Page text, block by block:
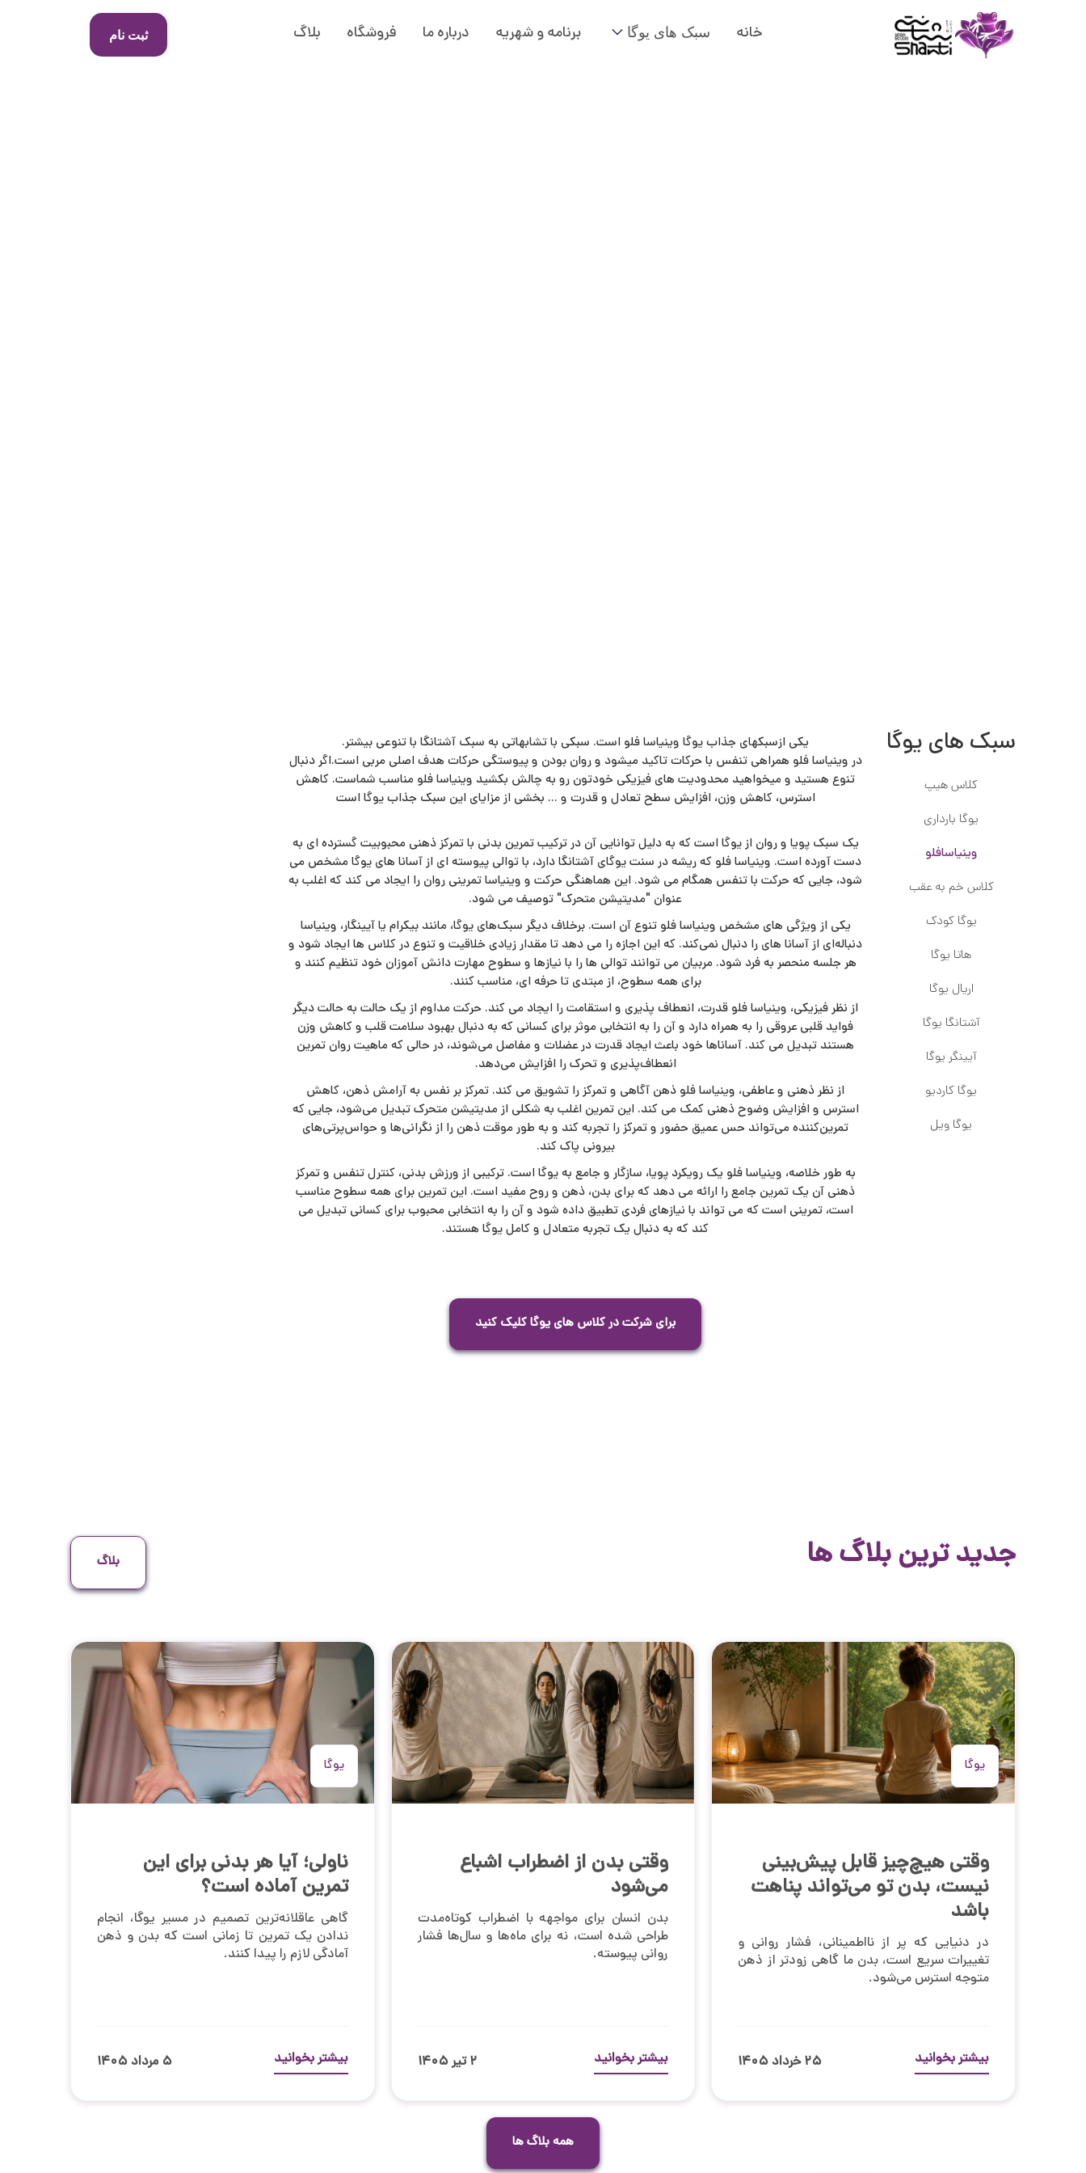
خانه سبک های یوگا برنامه و شهریه درباره ما فروشگاه بلاگ ثبت نام
سبک های یوگا
کلاس هیپ
یوگا بارداری
وینیاسافلو
کلاس خم به عقب
یوگا کودک
هاتا یوگا
اریال یوگا
آشتانگا یوگا
آیینگر یوگا
یوگا کاردیو
یوگا ویل
یکی ازسبکهای جذاب یوگا وینیاسا فلو است. سبکی با تشابهاتی به سبک آشتانگا با تنوعی بیشتر.
در وینیاسا فلو همراهی تنفس با حرکات تاکید میشود و روان بودن و پیوستگی حرکات هدف اصلی مربی است.اگر دنبال
تنوع هستید و میخواهید محدودیت های فیزیکی خودتون رو به چالش بکشید وینیاسا فلو مناسب شماست. کاهش
استرس، کاهش وزن، افزایش سطح تعادل و قدرت و ... بخشی از مزایای این سبک جذاب یوگا است
یک سبک پویا و روان از یوگا است که به دلیل توانایی آن در ترکیب تمرین بدنی با تمرکز ذهنی محبوبیت گسترده ای به
دست آورده است. وینیاسا فلو که ریشه در سنت یوگای آشتانگا دارد، با توالی پیوسته ای از آسانا های یوگا مشخص می
شود، جایی که حرکت با تنفس همگام می شود. این هماهنگی حرکت و وینیاسا تمرینی روان را ایجاد می کند که اغلب به
عنوان "مدیتیشن متحرک" توصیف می شود.
یکی از ویژگی های مشخص وینیاسا فلو تنوع آن است. برخلاف دیگر سبک‌های یوگا، مانند بیکرام یا آیینگار، وینیاسا
دنباله‌ای از آسانا های را دنبال نمی‌کند. که این اجازه را می دهد تا مقدار زیادی خلاقیت و تنوع در کلاس ها ایجاد شود و
هر جلسه منحصر به فرد شود. مربیان می توانند توالی ها را با نیازها و سطوح مهارت دانش آموزان خود تنظیم کنند و
برای همه سطوح، از مبتدی تا حرفه ای، مناسب کنند.
از نظر فیزیکی، وینیاسا فلو قدرت، انعطاف پذیری و استقامت را ایجاد می کند. حرکت مداوم از یک حالت به حالت دیگر
فواید قلبی عروقی را به همراه دارد و آن را به انتخابی موثر برای کسانی که به دنبال بهبود سلامت قلب و کاهش وزن
هستند تبدیل می کند. آسانا‌ها خود باعث ایجاد قدرت در عضلات و مفاصل می‌شوند، در حالی که ماهیت روان تمرین
انعطاف‌پذیری و تحرک را افزایش می‌دهد.
از نظر ذهنی و عاطفی، وینیاسا فلو ذهن آگاهی و تمرکز را تشویق می کند. تمرکز بر نفس به آرامش ذهن، کاهش
استرس و افزایش وضوح ذهنی کمک می کند. این تمرین اغلب به شکلی از مدیتیشن متحرک تبدیل می‌شود، جایی که
تمرین‌کننده می‌تواند حس عمیق حضور و تمرکز را تجربه کند و به طور موقت ذهن را از نگرانی‌ها و حواس‌پرتی‌های
بیرونی پاک کند.
به طور خلاصه، وینیاسا فلو یک رویکرد پویا، سازگار و جامع به یوگا است. ترکیبی از ورزش بدنی، کنترل تنفس و تمرکز
ذهنی آن یک تمرین جامع را ارائه می دهد که برای بدن، ذهن و روح مفید است. این تمرین برای همه سطوح مناسب
است، تمرینی است که می تواند با نیازهای فردی تطبیق داده شود و آن را به انتخابی محبوب برای کسانی تبدیل می
کند که به دنبال یک تجربه متعادل و کامل یوگا هستند.
برای شرکت در کلاس های یوگا کلیک کنید
جدید ترین بلاگ ها بلاگ
یوگا
ناولی؛ آیا هر بدنی برای این
تمرین آماده است؟
گاهی عاقلانه‌ترین تصمیم در مسیر یوگا، انجام
ندادن یک تمرین تا زمانی است که بدن و ذهن
آمادگی لازم را پیدا کنند.
بیشتر بخوانید ۵ مرداد ۱۴۰۵
وقتی بدن از اضطراب اشباع
می‌شود
بدن انسان برای مواجهه با اضطراب کوتاه‌مدت
طراحی شده است، نه برای ماه‌ها و سال‌ها فشار
روانی پیوسته.
بیشتر بخوانید ۲ تیر ۱۴۰۵
یوگا
وقتی هیچ‌چیز قابل پیش‌بینی
نیست، بدن تو می‌تواند پناهت
باشد
در دنیایی که پر از نااطمینانی، فشار روانی و
تغییرات سریع است، بدن ما گاهی زودتر از ذهن
متوجه استرس می‌شود.
بیشتر بخوانید ۲۵ خرداد ۱۴۰۵
همه بلاگ ها